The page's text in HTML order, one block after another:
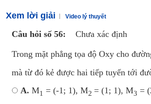
Xem lời giải Video lý thuyết
Câu hỏi số 56: Chưa xác định
Trong mặt phẳng tọa độ Oxy cho
mà từ đó kẻ được hai tiếp tuyến tới
A. M1 = (-1; 1), M2 = (1; 1), M3 =